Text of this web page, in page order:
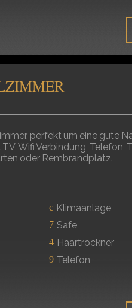
perfekt um eine gute
Wifi Verbindung, Telefon,
oder Rembrandplatz.
Klimaanlage
Safe
Haartrockner
Telefon